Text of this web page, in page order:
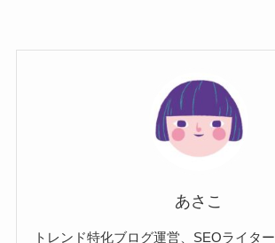
あさこ
トレンド特化ブログ運営、SEOライター